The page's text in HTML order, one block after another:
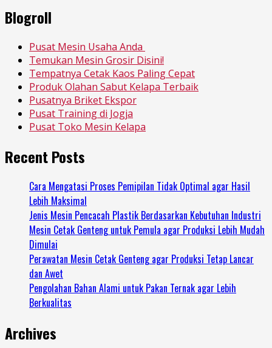
Blogroll
Pusat Mesin Usaha Anda
Temukan Mesin Grosir Disini!
Tempatnya Cetak Kaos Paling Cepat
Produk Olahan Sabut Kelapa Terbaik
Pusatnya Briket Ekspor
Pusat Training di Jogja
Pusat Toko Mesin Kelapa
Recent Posts
Cara Mengatasi Proses Pemipilan Tidak Optimal agar Hasil
Lebih Maksimal
Jenis Mesin Pencacah Plastik Berdasarkan Kebutuhan Industri
Mesin Cetak Genteng untuk Pemula agar Produksi Lebih Mudah
Dimulai
Perawatan Mesin Cetak Genteng agar Produksi Tetap Lancar
dan Awet
Pengolahan Bahan Alami untuk Pakan Ternak agar Lebih
Berkualitas
Archives